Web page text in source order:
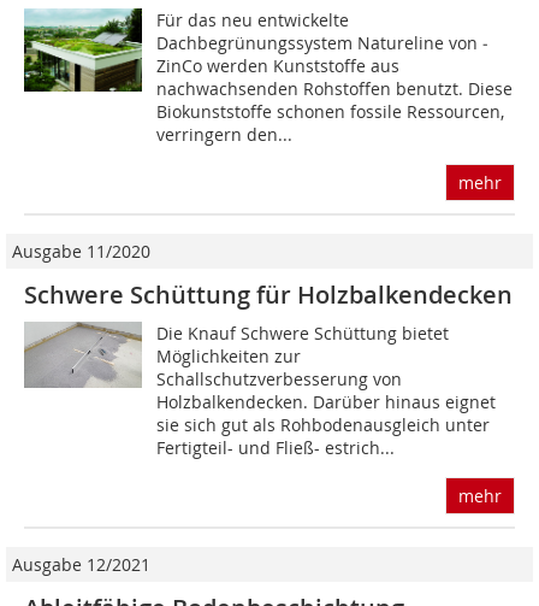
Für das neu entwickelte
Dachbegrünungssystem Natureline von ­
ZinCo werden Kunststoffe aus
nachwachsenden Rohstoffen benutzt. Diese
Biokunststoffe schonen fossile Ressourcen,
verringern den...
mehr
Ausgabe 11/2020
Schwere Schüttung für Holzbalkendecken
Die Knauf Schwere Schüttung bietet
Möglichkeiten zur
Schallschutzverbesserung von
Holzbalkendecken. Darüber hinaus eignet
sie sich gut als Rohbodenausgleich unter
Fertigteil- und Fließ- estrich...
mehr
Ausgabe 12/2021